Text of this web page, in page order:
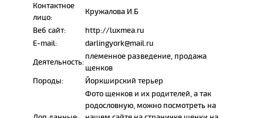
Контактное
лицо:
Кружалова И.Б
Веб сайт:
http://luxmea.ru
E-mail:
darlingyork@mail.ru
Деятельность:
племенное разведение, продажа
щенков
Породы:
Йоркширский терьер
Фото щенков и их родителей, а так
родословную, можно посмотреть на